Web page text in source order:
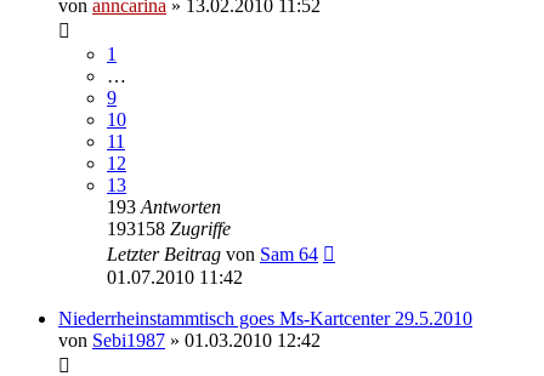
von anncarina » 13.02.2010 11:52
1
…
9
10
11
12
13
193 Antworten
193158 Zugriffe
Letzter Beitrag von Sam 64
01.07.2010 11:42
Niederrheinstammtisch goes Ms-Kartcenter 29.5.2010
von Sebi1987 » 01.03.2010 12:42